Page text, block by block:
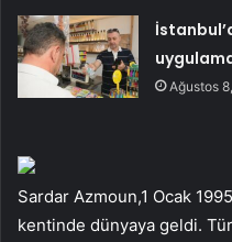
Ağustos
Sardar Azmoun,1 Ocak
kentinde dünyaya geldi.